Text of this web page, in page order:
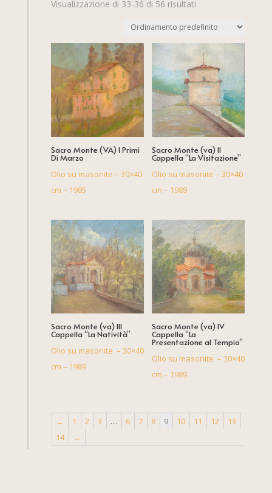
Visualizzazione di 33-36 di 56 risultati
Sacro Monte (VA) I Primi
Di Marzo
Olio su masonite – 30×40
cm – 1985
Sacro Monte (va) II
Cappella “La Visitazione”
Olio su masonite – 30×40
cm – 1989
Sacro Monte (va) III
Cappella “La Natività”
Olio su masonite – 30×40
cm – 1989
Sacro Monte (va) IV
Cappella “La
Presentazione al Tempio”
Olio su masonite – 30×40
cm – 1989
← 1 2 3 … 6 7 8 9 10 11 12
13
14
→